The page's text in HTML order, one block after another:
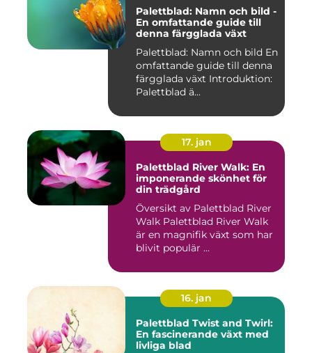
Palettblad: Namn och bild -
En omfattande guide till
denna färgglada växt
Palettblad: Namn och bild En
omfattande guide till denna
färgglada växt Introduktion:
Palettblad ä...
17. jan
Palettblad River Walk: En
imponerande skönhet för
din trädgård
Översikt av Palettblad River
Walk Palettblad River Walk
är en magnifik växt som har
blivit populär ...
16. jan
Palettblad Twist and Twirl:
En fascinerande växt med
livliga blad